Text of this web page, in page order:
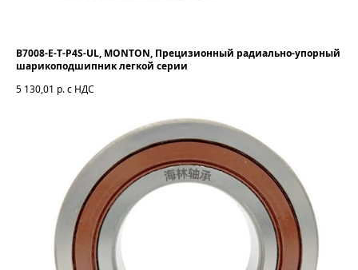
B7008-E-T-P4S-UL, MONTON, Прецизионный радиально-упорный
шарикоподшипник легкой серии
5 130,01 р. с НДС